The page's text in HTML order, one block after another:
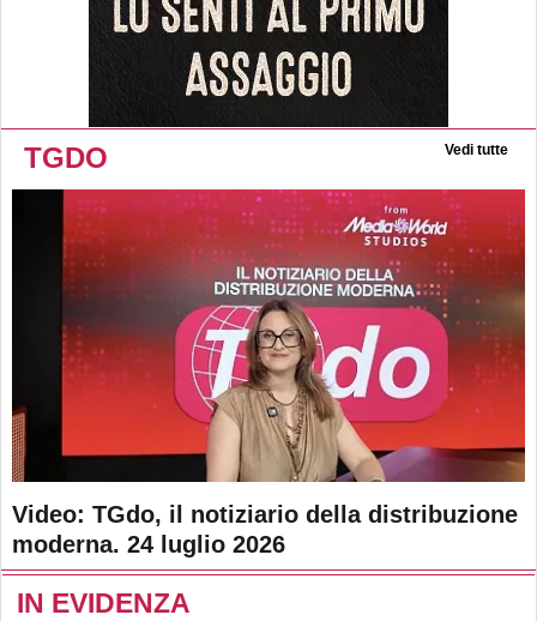
TGDO Vedi tutte
Video: TGdo, il notiziario della distribuzione
moderna. 24 luglio 2026
IN EVIDENZA